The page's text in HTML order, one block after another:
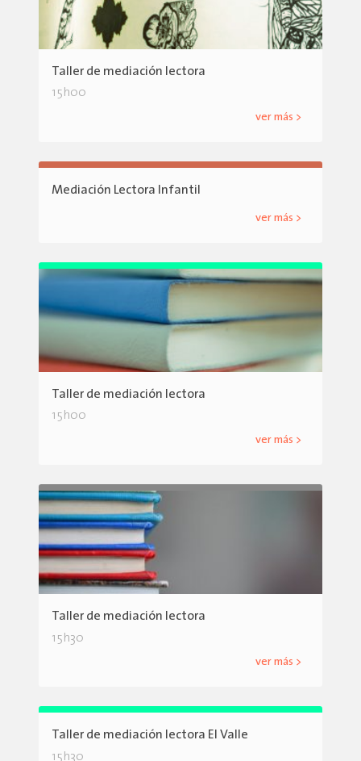
Taller de mediación lectora
15h00
ver más >
Mediación Lectora Infantil
ver más >
Taller de mediación lectora
15h00
ver más >
Taller de mediación lectora
15h30
ver más >
Taller de mediación lectora El Valle
15h30